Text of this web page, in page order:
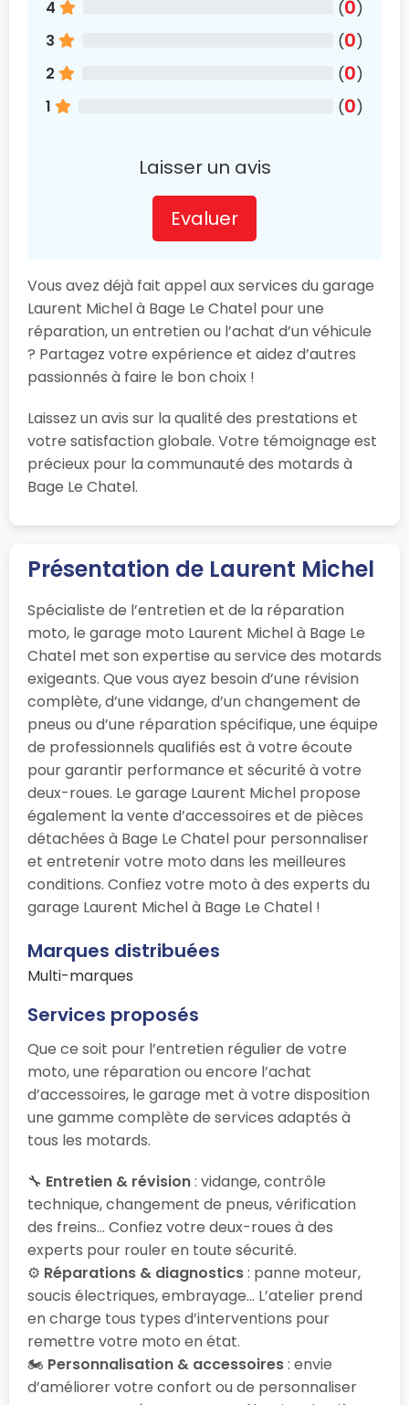
4 (0)
3
(0)
2
(0)
1
(0)
Laisser un avis
Evaluer
Vous avez déjà fait appel aux services du garage
Laurent Michel à Bage Le Chatel pour une
réparation, un entretien ou l’achat d’un véhicule
? Partagez votre expérience et aidez d’autres
passionnés à faire le bon choix !
Laissez un avis sur la qualité des prestations et
votre satisfaction globale. Votre témoignage est
précieux pour la communauté des motards à
Bage Le Chatel.
Présentation de Laurent Michel
Spécialiste de l’entretien et de la réparation
moto, le garage moto Laurent Michel à Bage Le
Chatel met son expertise au service des motards
exigeants. Que vous ayez besoin d’une révision
complète, d’une vidange, d’un changement de
pneus ou d’une réparation spécifique, une équipe
de professionnels qualifiés est à votre écoute
pour garantir performance et sécurité à votre
deux-roues. Le garage Laurent Michel propose
également la vente d’accessoires et de pièces
détachées à Bage Le Chatel pour personnaliser
et entretenir votre moto dans les meilleures
conditions. Confiez votre moto à des experts du
garage Laurent Michel à Bage Le Chatel !
Marques distribuées
Multi-marques
Services proposés
Que ce soit pour l’entretien régulier de votre
moto, une réparation ou encore l’achat
d’accessoires, le garage met à votre disposition
une gamme complète de services adaptés à
tous les motards.
🔧 Entretien & révision: vidange, contrôle
technique, changement de pneus, vérification
des freins… Confiez votre deux-roues à des
experts pour rouler en toute sécurité.
⚙️ Réparations & diagnostics: panne moteur,
soucis électriques, embrayage… L’atelier prend
en charge tous types d’interventions pour
remettre votre moto en état.
🏍️ Personnalisation & accessoires: envie
d’améliorer votre confort ou de personnaliser